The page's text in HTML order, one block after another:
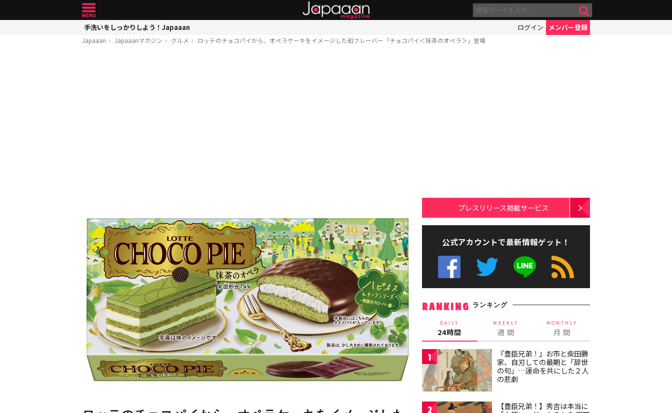
手洗いをしっかりしよう！Japaaan ログイン メンバー登録
Japaaan Japaaanマガジン グルメ ロッテのチョコパイから、オペラケーキをイメージした和フレーバー「チョコパイ＜抹茶のオペラ＞」登場
プレスリリース掲載サービス
公式アカウントで最新情報ゲット！
RANKING ランキング
DAILY
24時間
WEEKLY
週 間
MONTHLY
月 間
1
『豊臣兄弟！』お市と柴田勝
家、自刃しての最期と「辞世
の句」…運命を共にした２人
の悲劇
2
【豊臣兄弟！】秀吉は本当に